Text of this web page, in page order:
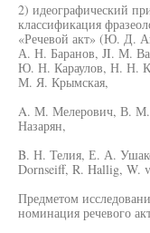
2) идеографический
классификация
«Речевой акт» (Ю. Д.
А. Н. Баранов, JI. М.
Ю. Н. Караулов, Н. Н.
М. Я. Крымская,
A. М. Мелерович, В.
Назарян,
B. Н. Телия, Е. А.
Dornseiff, R. Hallig, W.
Предметом
номинация речевого